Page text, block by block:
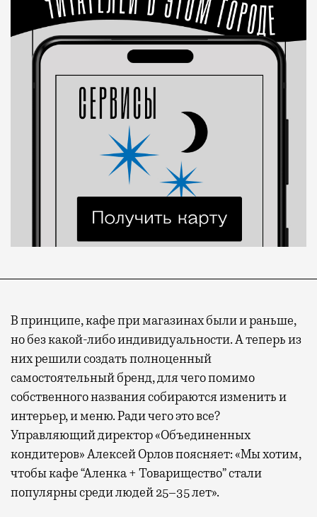
В принципе, кафе при магазинах были и раньше,
но без какой-либо индивидуальности. А теперь из
них решили создать полноценный
самостоятельный бренд, для чего помимо
собственного названия собираются изменить и
интерьер, и меню. Ради чего это все?
Управляющий директор «Объединенных
кондитеров» Алексей Орлов поясняет: «Мы хотим,
чтобы кафе “Аленка + Товарищество” стали
популярны среди людей 25–35 лет».